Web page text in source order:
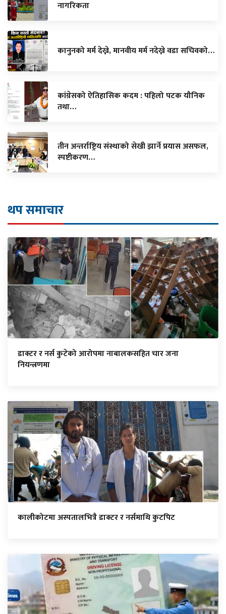
नागरिकता
कानुनको मर्म देख्ने, मानवीय मर्म नदेख्ने वडा सचिवको…
कांग्रेसको ऐतिहासिक कदम : पहिलो पटक यौनिक
तथा…
तीन अन्तर्राष्ट्रिय संस्थाको सेखी झार्ने प्रयास असफल,
स्पष्टीकरण…
थप समाचार
डाक्टर र नर्स कुटेको आरोपमा नाबालकसहित चार जना
नियन्त्रणमा
कालीकोटमा अस्पतालभित्रै डाक्टर र नर्समाथि कुटपिट